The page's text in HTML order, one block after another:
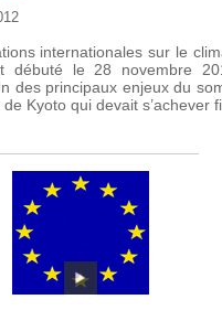
internationales sur le
débuté le 28 novembre
des principaux enjeux du
Kyoto qui devait s’achever